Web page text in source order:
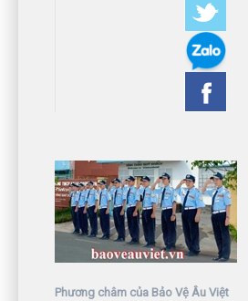
Phương châm của Bảo Vệ Âu Việt